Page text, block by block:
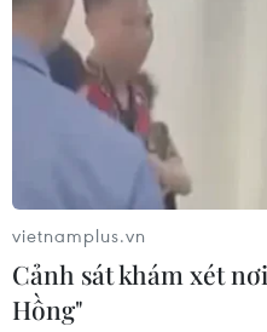
vietnamplus.vn
Cảnh sát khám xét
Hồng"